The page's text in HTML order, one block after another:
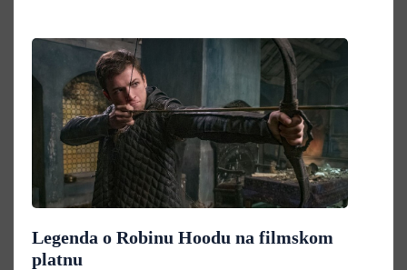
Legenda o Robinu Hoodu na filmskom
platnu